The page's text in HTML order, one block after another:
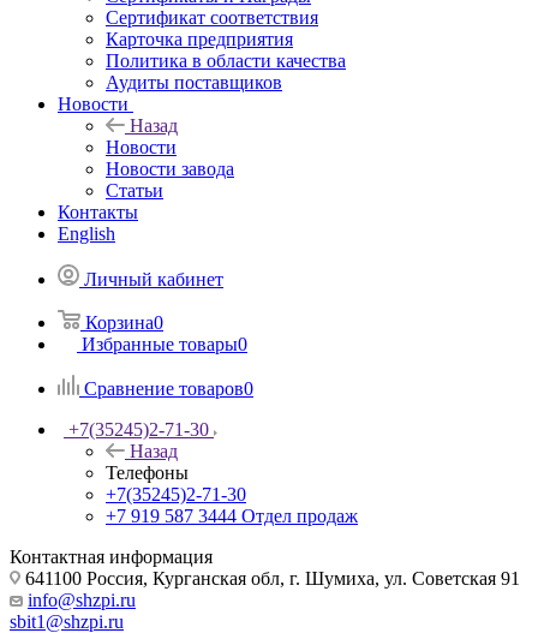
Сертификат соответствия
Карточка предприятия
Политика в области качества
Аудиты поставщиков
Новости
Назад
Новости
Новости завода
Статьи
Контакты
English
Личный кабинет
Корзина0
Избранные товары0
Сравнение товаров0
+7(35245)2-71-30
Назад
Телефоны
+7(35245)2-71-30
+7 919 587 3444 Отдел продаж
Контактная информация
641100 Россия, Курганская обл, г. Шумиха, ул. Советская 91
info@shzpi.ru
sbit1@shzpi.ru